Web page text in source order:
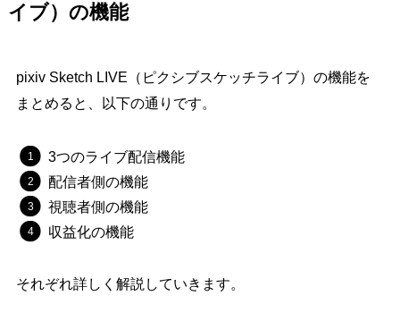
イブ）の機能
pixiv Sketch LIVE（ピクシブスケッチライブ）の機能を
まとめると、以下の通りです。
3つのライブ配信機能
配信者側の機能
視聴者側の機能
収益化の機能
それぞれ詳しく解説していきます。